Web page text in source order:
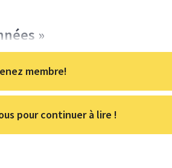
»
membre!
pour continuer à lire !